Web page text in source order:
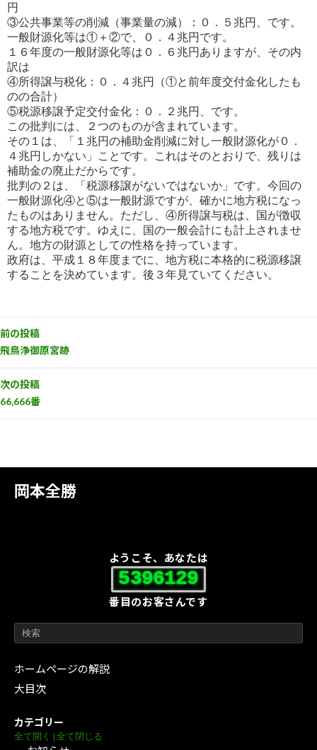
岡本全勝
ようこそ、あなたは
5396129
番目のお客さんです
ホームページの解説
大目次
カテゴリー
全て開く | 全て閉じる
円
③公共事業等の削減（事業量の減）：０．５兆円、です。
一般財源化等は①＋②で、０．４兆円です。
１６年度の一般財源化等は０．６兆円ありますが、その内
訳は
④所得譲与税化：０．４兆円（①と前年度交付金化したも
のの合計）
⑤税源移譲予定交付金化：０．２兆円、です。
この批判には、２つのものが含まれています。
その１は、「１兆円の補助金削減に対し一般財源化が０．
４兆円しかない」ことです。これはそのとおりで、残りは
補助金の廃止だからです。
批判の２は、「税源移譲がないではないか」です。今回の
一般財源化④と⑤は一般財源ですが、確かに地方税になっ
たものはありません。ただし、④所得譲与税は、国が徴収
する地方税です。ゆえに、国の一般会計にも計上されませ
ん。地方の財源としての性格を持っています。
政府は、平成１８年度までに、地方税に本格的に税源移譲
することを決めています。後３年見ていてください。
前の投稿
飛鳥浄御原宮跡
次の投稿
66,666番